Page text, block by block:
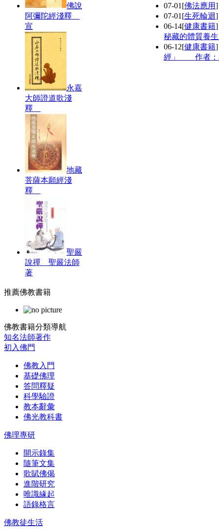
佛說
阿彌陀經淺釋
宣
永嘉
大師證道歌淺
釋
地藏
菩薩本願經淺
釋
聖嚴
說禪 聖嚴法師
著
07-01 [佛法應用
07-01 [生死輪迴
06-14[健康書籍
秘藏的體質養
06-12[健康書籍
經」 作者：
推薦佛教書籍
佛教書籍分類導航
知名法師著作
初入佛門
佛教入門
基礎佛理
答問釋疑
科學驗證
教本辭彙
佛光教科書
佛理專研
開示錄集
隨筆文集
歌賦佛偈
進階研究
唯識緣起
語錄格言
佛教徒生活